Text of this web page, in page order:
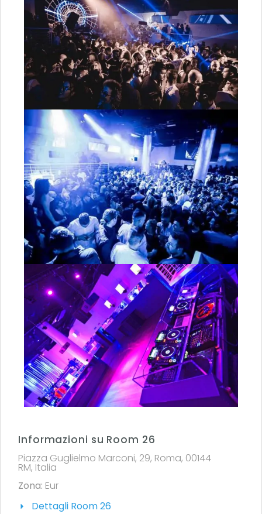
Informazioni su Room 26
Piazza Guglielmo Marconi, 29, Roma, 00144
RM, Italia
Zona: Eur
Dettagli Room 26